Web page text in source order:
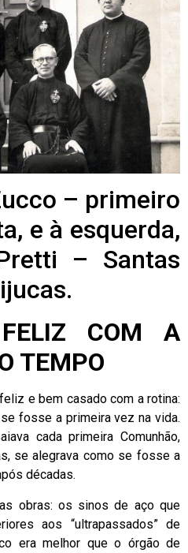
– primeiro
e à esquerda,
– Santas
COM A
TEMPO
e bem casado com a rotina:
fosse a primeira vez na vida.
cada primeira Comunhão,
se alegrava como se fosse a
décadas.
obras: os sinos de aço que
aos “ultrapassados” de
era melhor que o órgão de